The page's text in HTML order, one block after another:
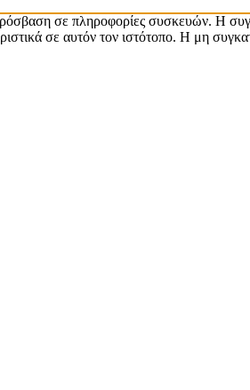
σε πληροφορίες συσκευών. Η
σε αυτόν τον ιστότοπο. Η μη